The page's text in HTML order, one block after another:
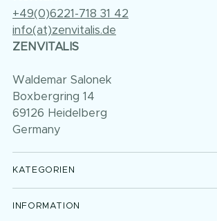
+49(0)6221-718 31 42
info(at)zenvitalis.de
ZENVITALIS
Waldemar Salonek
Boxbergring 14
69126 Heidelberg
Germany
KATEGORIEN
INFORMATION